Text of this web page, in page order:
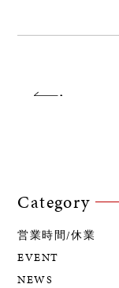
Category
営業時間/休業
EVENT
NEWS